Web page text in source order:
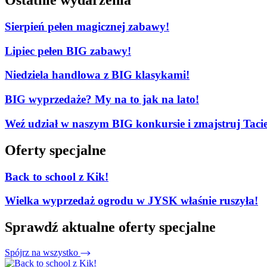
Sierpień pełen magicznej zabawy!
Lipiec pełen BIG zabawy!
Niedziela handlowa z BIG klasykami!
BIG wyprzedaże? My na to jak na lato!
Weź udział w naszym BIG konkursie i zmajstruj
Oferty specjalne
Back to school z Kik!
Wielka wyprzedaż ogrodu w JYSK właśnie ruszyła!
Sprawdź aktualne oferty specjalne
Spójrz na wszystko